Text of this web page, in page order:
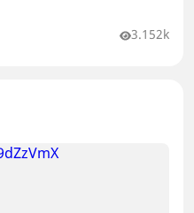
3.152k